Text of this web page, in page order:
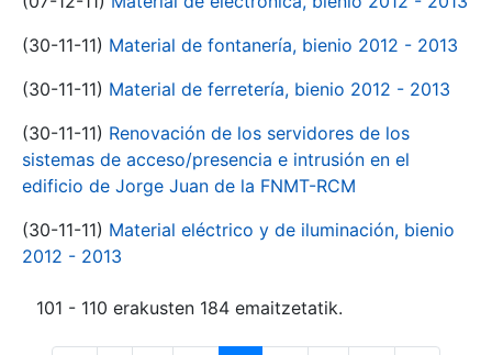
(30-11-11) Material de fontanería, bienio 2012 - 2013
(30-11-11) Material de ferretería, bienio 2012 - 2013
(30-11-11) Renovación de los servidores de los
sistemas de acceso/presencia e intrusión en el
edificio de Jorge Juan de la FNMT-RCM
(30-11-11) Material eléctrico y de iluminación, bienio
2012 - 2013
101 - 110 erakusten 184 emaitzetatik.